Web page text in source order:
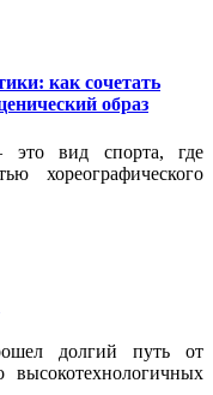
как сочетать
образ
это вид спорта, где
хореографического
долгий путь от